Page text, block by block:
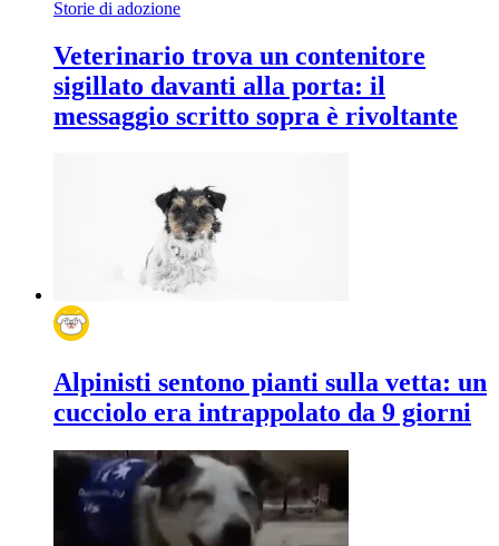
Storie di adozione
Veterinario trova un contenitore
sigillato davanti alla porta: il
messaggio scritto sopra è rivoltante
Alpinisti sentono pianti sulla vetta: un
cucciolo era intrappolato da 9 giorni